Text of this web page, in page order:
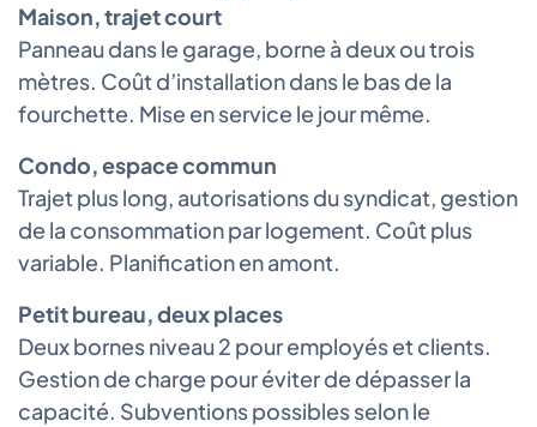
Maison, trajet court
Panneau dans le garage, borne à deux ou trois
mètres. Coût d’installation dans le bas de la
fourchette. Mise en service le jour même.
Condo, espace commun
Trajet plus long, autorisations du syndicat, gestion
de la consommation par logement. Coût plus
variable. Planification en amont.
Petit bureau, deux places
Deux bornes niveau 2 pour employés et clients.
Gestion de charge pour éviter de dépasser la
capacité. Subventions possibles selon le